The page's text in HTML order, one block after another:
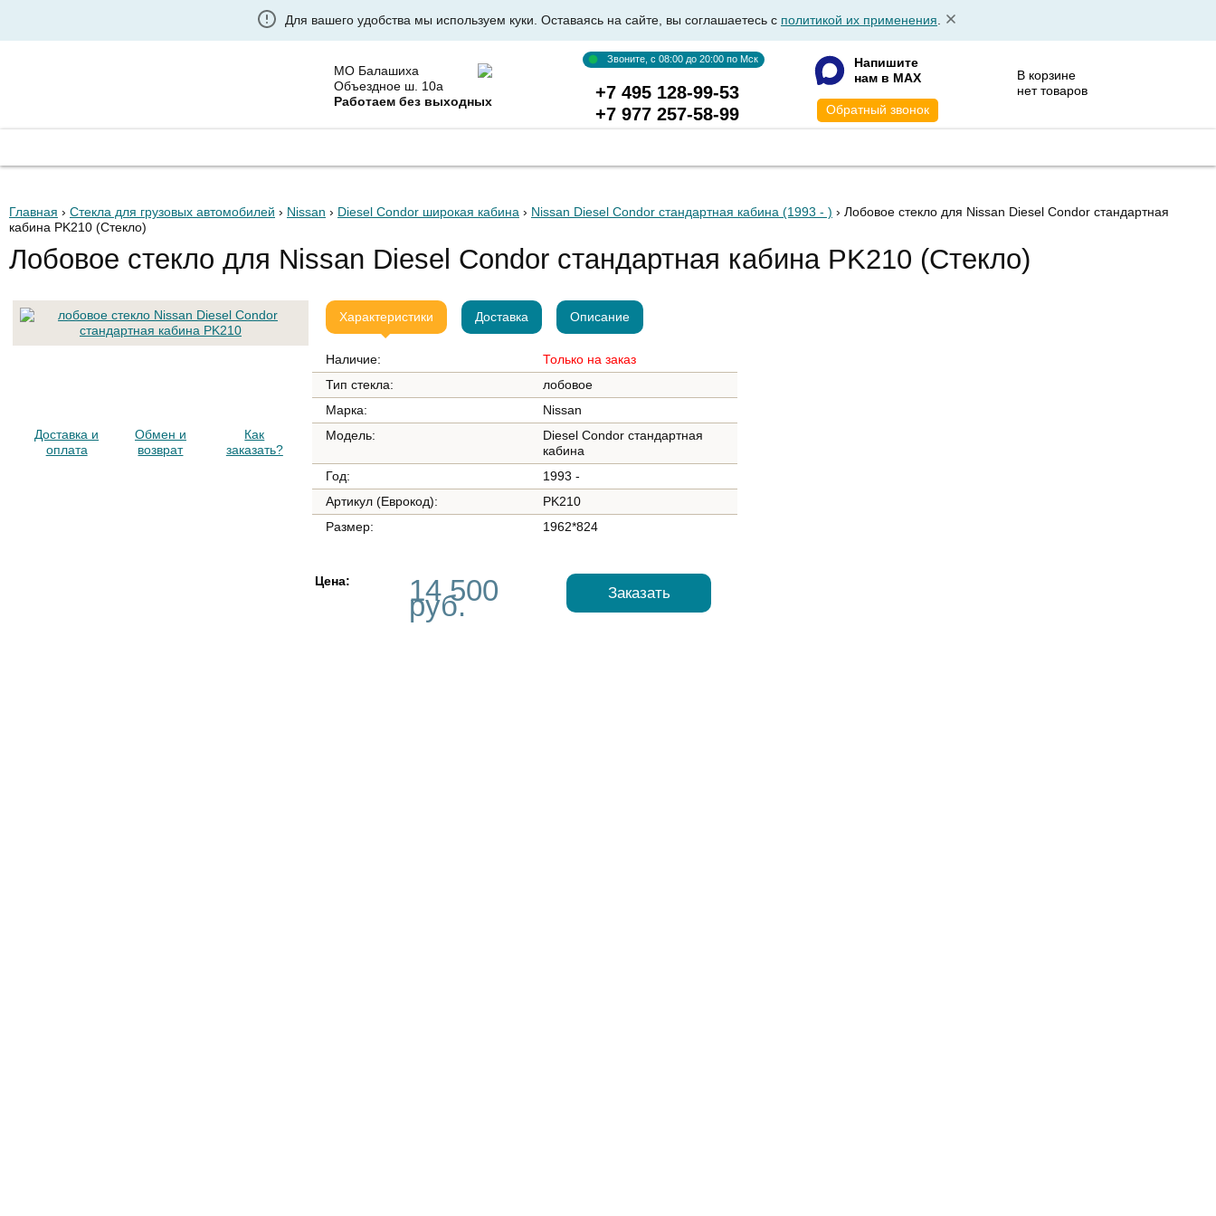
Для вашего удобства мы используем куки. Оставаясь на сайте, вы соглашаетесь с политикой их применения
МО Балашиха
Объездное ш. 10а
Работаем без выходных
Звоните, с 08:00 до 20:00 по Мск
+7 495 128-99-53
+7 977 257-58-99
Напишите
нам в MAX
Обратный звонок
В корзине
нет товаров
Главная › Стекла для грузовых автомобилей › Nissan › Diesel Condor широкая кабина › Nissan Diesel Condor стандартная кабина (1993 - ) › Лобовое стекло для Nissan Diesel Condor стандартная
кабина PK210 (Стекло)
Лобовое стекло для Nissan Diesel Condor стандартная кабина PK210 (Стекло)
Доставка и
оплата
Обмен и
возврат
Как
заказать?
Характеристики Доставка Описание
Наличие:
Только на заказ
Тип стекла:
лобовое
Марка:
Nissan
Модель:
Diesel Condor стандартная
кабина
Год:
1993 -
Артикул (Еврокод):
PK210
Размер:
1962*824
Цена: 14 500
руб. Заказать